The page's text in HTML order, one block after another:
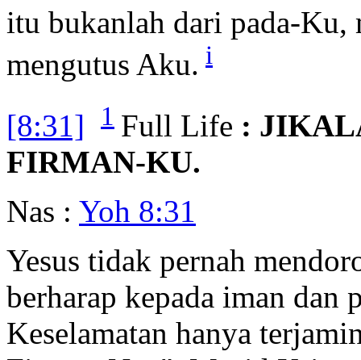
itu bukanlah dari pada-Ku,
mengutus Aku. i
[8:31] 1 Full Life :
FIRMAN-KU.
Nas : Yoh 8:31
Yesus tidak pernah
berharap kepada iman dan
Keselamatan hanya